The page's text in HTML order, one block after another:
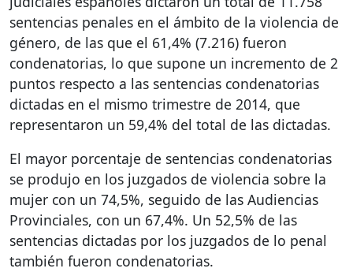
sentencias penales en el ámbito de la violencia de
género, de las que el 61,4% (7.216) fueron
condenatorias, lo que supone un incremento de 2
puntos respecto a las sentencias condenatorias
dictadas en el mismo trimestre de 2014, que
representaron un 59,4% del total de las dictadas.
El mayor porcentaje de sentencias condenatorias
se produjo en los juzgados de violencia sobre la
mujer con un 74,5%, seguido de las Audiencias
Provinciales, con un 67,4%. Un 52,5% de las
sentencias dictadas por los juzgados de lo penal
también fueron condenatorias.